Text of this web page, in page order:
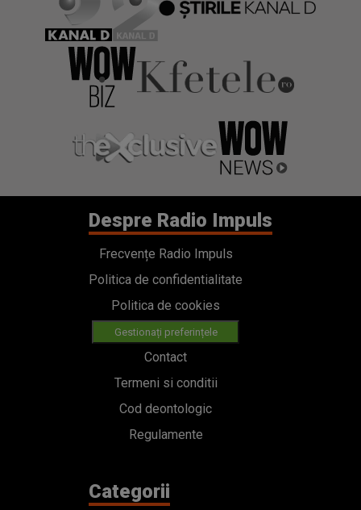
Despre Radio Impuls
Frecvențe Radio Impuls
Politica de confidentialitate
Politica de cookies
Gestionați preferințele
Contact
Termeni si conditii
Cod deontologic
Regulamente
Categorii